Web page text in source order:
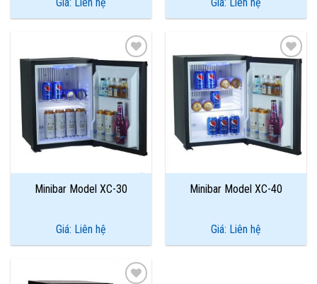
Add to
Wishlist
Minibar Model XC-30
Giá: Liên hệ
Add to
Wishlist
Minibar Model XC-40
Giá: Liên hệ